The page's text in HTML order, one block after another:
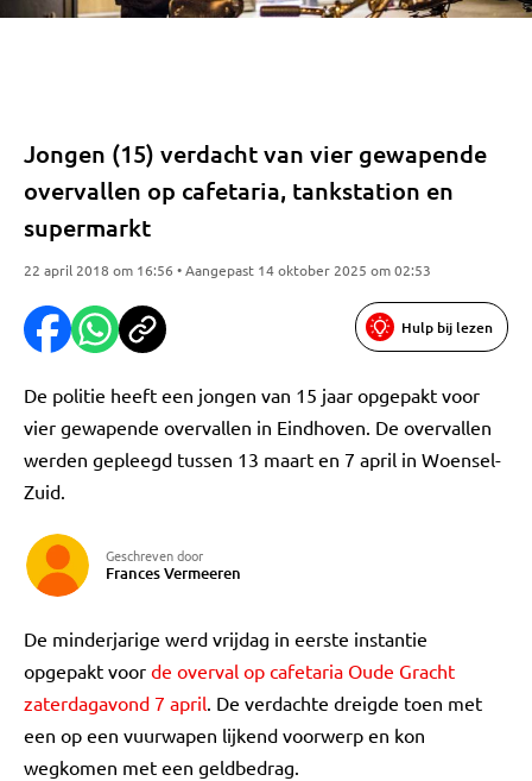
Jongen (15) verdacht van vier gewapende
overvallen op cafetaria, tankstation en
supermarkt
22 april 2018 om 16:56 • Aangepast 14 oktober 2025 om 02:53
Hulp bij lezen
De politie heeft een jongen van 15 jaar opgepakt voor
vier gewapende overvallen in Eindhoven. De overvallen
werden gepleegd tussen 13 maart en 7 april in Woensel-
Zuid.
Geschreven door
Frances Vermeeren
De minderjarige werd vrijdag in eerste instantie
opgepakt voor de overval op cafetaria Oude Gracht
zaterdagavond 7 april. De verdachte dreigde toen met
een op een vuurwapen lijkend voorwerp en kon
wegkomen met een geldbedrag.